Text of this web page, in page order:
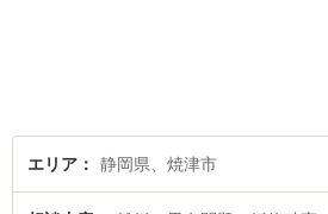
エリア 静岡県、焼津市